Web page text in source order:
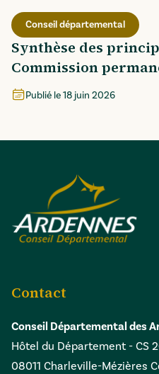
Conseil départemental
Synthèse des
Commission
Publié le18 juin 2026
Contact
Conseil Départemental des
Hôtel du Département - CS
08011 Charleville-Mézières